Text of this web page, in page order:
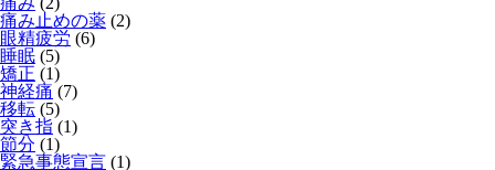
痛み止めの薬 (2)
眼精疲労 (6)
睡眠 (5)
矯正 (1)
神経痛 (7)
移転 (5)
突き指 (1)
節分 (1)
緊急事態宣言 (1)